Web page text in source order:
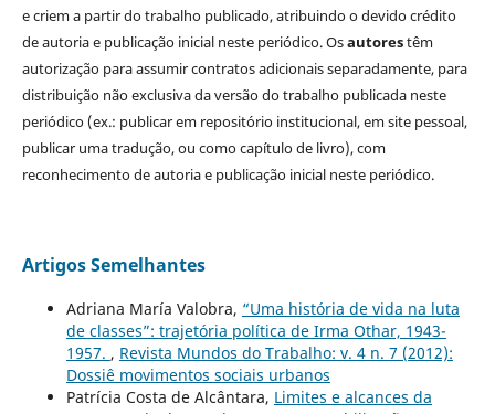
e criem a partir do trabalho publicado, atribuindo o devido crédito
de autoria e publicação inicial neste periódico. Osautorestêm
autorização para assumir contratos adicionais separadamente, para
distribuição não exclusiva da versão do trabalho publicada neste
periódico (ex.: publicar em repositório institucional, em site pessoal,
publicar uma tradução, ou como capítulo de livro), com
reconhecimento de autoria e publicação inicial neste periódico.
Artigos Semelhantes
Adriana María Valobra, “Uma história de vida na luta
de classes”: trajetória política de Irma Othar, 1943-
1957. , Revista Mundos do Trabalho: v. 4 n. 7 (2012):
Dossiê movimentos sociais urbanos
Patrícia Costa de Alcântara, Limites e alcances da